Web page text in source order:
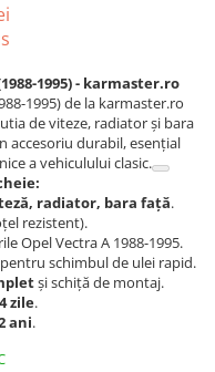
1995) - karmaster.ro
1995) de la karmaster.ro
de viteze, radiator și bara
accesoriu durabil, esențial
a vehiculului clasic.
radiator, bara față.
rezistent).
Opel Vectra A 1988-1995.
pentru schimbul de ulei rapid.
și schiță de montaj.
zile.
ani.